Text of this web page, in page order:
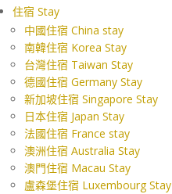
住宿 Stay
中國住宿 China stay
南韓住宿 Korea Stay
台灣住宿 Taiwan Stay
德國住宿 Germany Stay
新加坡住宿 Singapore Stay
日本住宿 Japan Stay
法國住宿 France stay
澳洲住宿 Australia Stay
澳門住宿 Macau Stay
盧森堡住宿 Luxembourg Stay